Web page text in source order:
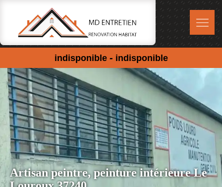
indisponible - indisponible
Artisan peintre, peinture intérieure Le